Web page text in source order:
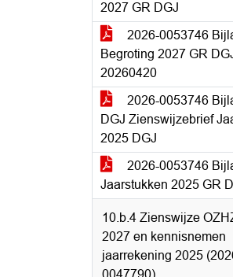
2027 GR DGJ
2026-0053746
Begroting 2027 GR
20260420
2026-0053746
DGJ Zienswijzebrief
2025 DGJ
2026-0053746
Jaarstukken 2025 GR
10.b.4 Zienswijze
2027 en kennisnemen
jaarrekening 2025
0047790)